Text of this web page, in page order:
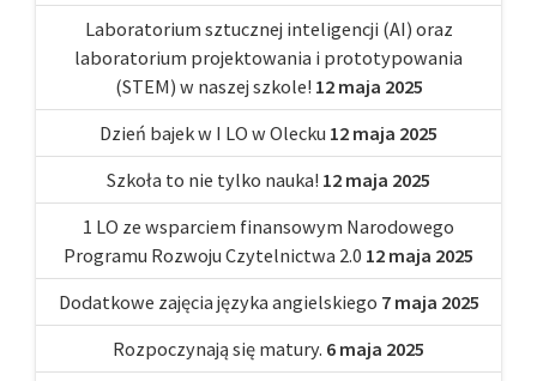
Laboratorium sztucznej inteligencji (AI) oraz
laboratorium projektowania i prototypowania
(STEM) w naszej szkole! 12 maja 2025
Dzień bajek w I LO w Olecku 12 maja 2025
Szkoła to nie tylko nauka! 12 maja 2025
1 LO ze wsparciem finansowym Narodowego
Programu Rozwoju Czytelnictwa 2.0 12 maja 2025
Dodatkowe zajęcia języka angielskiego 7 maja 2025
Rozpoczynają się matury. 6 maja 2025